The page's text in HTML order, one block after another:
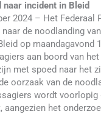
naar incident in Bleid
2024 – Het Federaal
de noodlanding
op maandagavond
aan boord van
met spoed naar het
oorzaak van de
wordt voorlopig
aangezien het